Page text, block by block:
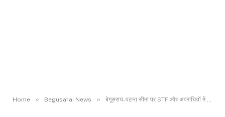
Home » Begusarai News » बेगूसराय-पटना सीमा पर STF और अपराधियों में मुठभेड़, कुख्यात अपराधी घायल; 3 गिरफ्तार..